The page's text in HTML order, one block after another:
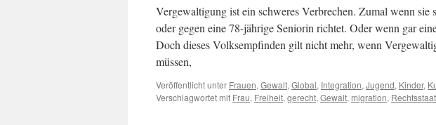
Vergewaltigung ist ein schweres Verbrechen. Zumal wenn sie
oder gegen eine 78-jährige Seniorin richtet. Oder wenn gar
Doch dieses Volksempfinden gilt nicht mehr, wenn
müssen,
Veröffentlicht unter Frauen, Gewalt, Global, Integration, Jugend, Kinder,
Verschlagwortet mit Frau, Freiheit, gerecht, Gewalt, migration, Rechtsstaat